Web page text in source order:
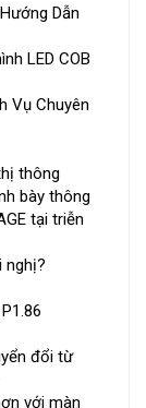
Dẫn
LED COB
Vụ Chuyên
thông
bày thông
tại triễn
nghị?
đổi từ
với màn